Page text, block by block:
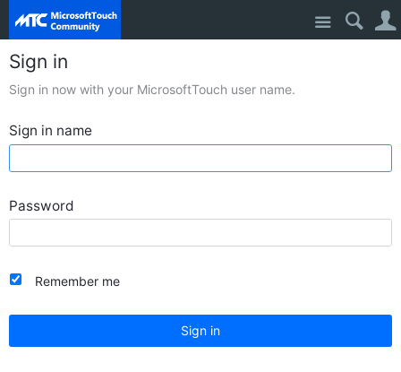
Site
Sign in
Sign in now with your MicrosoftTouch user name.
Sign in name
Password
Remember me
Sign in